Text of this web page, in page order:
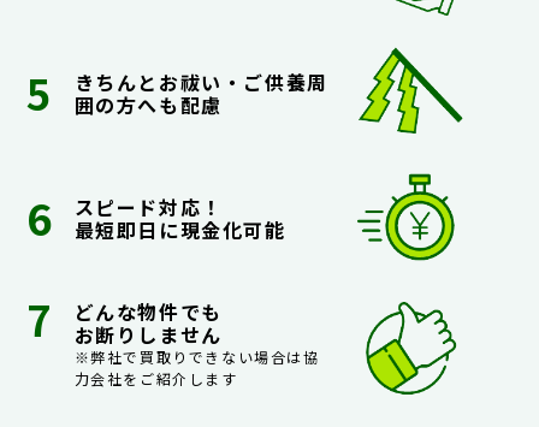
きちんとお祓い・ご供養周
囲の方へも配慮
スピード対応！
最短即日に現金化可能
どんな物件でも
お断りしません
※弊社で買取りできない場合は協
力会社をご紹介します